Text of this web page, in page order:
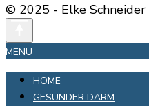
© 2025 - Elke Schneider
MENU
HOME
GESUNDER DARM